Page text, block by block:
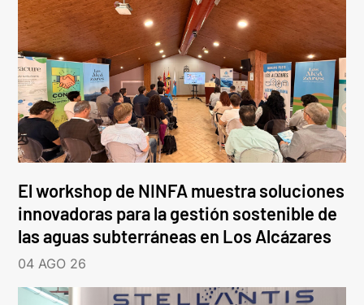
El workshop de NINFA muestra soluciones
innovadoras para la gestión sostenible de
las aguas subterráneas en Los Alcázares
04 AGO 26